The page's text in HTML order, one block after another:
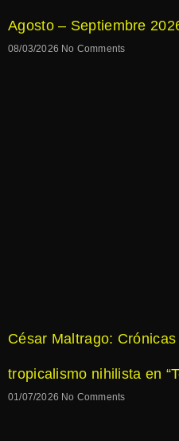
Agosto – Septiembre
08/03/2026 No Comments
César Maltrago:
tropicalismo nihilista en
01/07/2026 No Comments